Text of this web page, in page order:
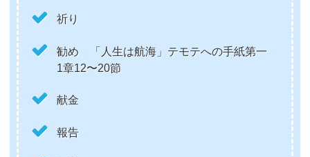
祈り
勧め 「人生は航海」テモテへの手紙第一
1章12〜20節
献金
報告